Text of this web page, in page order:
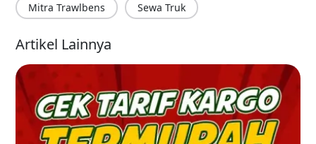
Mitra Trawlbens Sewa Truk
Artikel Lainnya